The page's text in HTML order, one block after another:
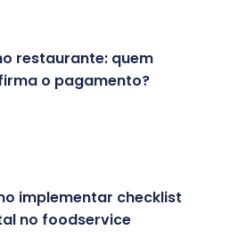
restaurante: quem
o pagamento?
implementar checklist
no foodservice